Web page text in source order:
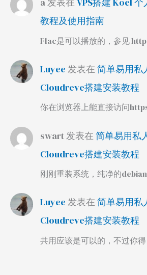
教程及使用指南
Flac是可以播放的，参见
Luyee 发表在 简单易用私
Cloudreve搭建安装教程
你在浏览器上能直接访问
swart发表在 简单易用私
Cloudreve搭建安装教程
刚刚重装系统，纯净的
Luyee 发表在简单易用私
Cloudreve搭建安装教程
共用应该是可以的，不过你